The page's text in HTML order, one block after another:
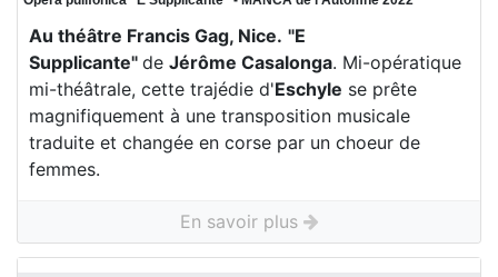
Au théâtre Francis Gag, Nice. "E
Supplicante" de Jérôme Casalonga. Mi-opératique
mi-théâtrale, cette trajédie d'Eschyle se prête
magnifiquement à une transposition musicale
traduite et changée en corse par un choeur de
femmes.
En savoir plus